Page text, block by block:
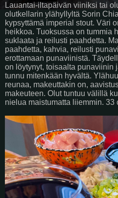
Lauantai-iltapäivän viiniksi tai
olutkellarin ylähyllyltä Sorin
kypsyttämä imperial stout. Väri
heikkoa. Tuoksussa on tummia
suklaata ja reilusti paahdetta.
paahdetta, kahvia, reilusti
erottamaan punaviinistä.
on löytynyt, toisaalta punaviinin
tunnu mitenkään hyvältä.
reunaa, makeuttakin on,
makeuteen. Olut tuntuu välillä
nielua maistumatta liiemmin. 33